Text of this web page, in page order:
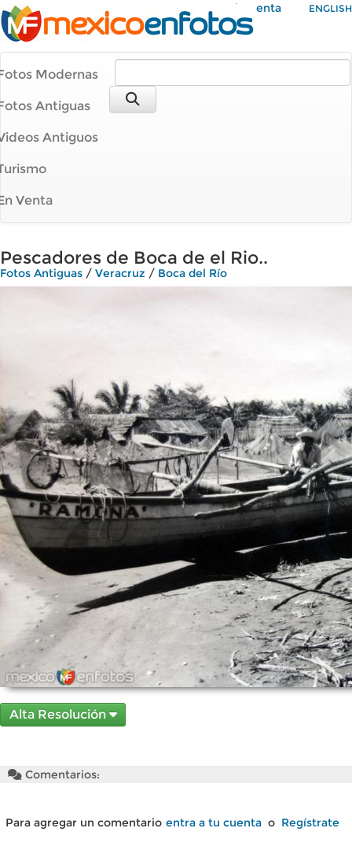
Mi Cuenta ENGLISH
Modernas
Antiguas
Antiguos
Venta
Pescadores de Boca de el Rio..
Fotos Antiguas / Veracruz / Boca del Río
Alta Resolución
Comentarios:
Para agregar un comentario entra a tu cuenta o Regístrate